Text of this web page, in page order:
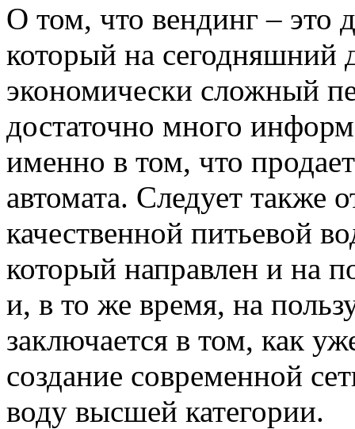
О том, что вендинг – это
который на сегодняшний
экономически сложный
достаточно много
именно в том, что
автомата. Следует также
качественной питьевой
который направлен и на
и, в то же время, на
заключается в том, как
создание современной
воду высшей категории.